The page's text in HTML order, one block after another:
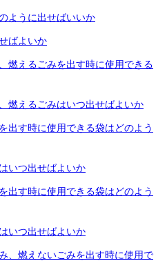
ように出せばいいか
ばよいか
燃えるごみを出す時に使用できる
燃えるごみはいつ出せばよいか
出す時に使用できる袋はどのよう
いつ出せばよいか
出す時に使用できる袋はどのよう
いつ出せばよいか
、燃えないごみを出す時に使用で